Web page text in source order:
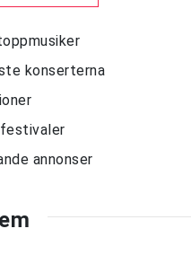
konserterna
annonser